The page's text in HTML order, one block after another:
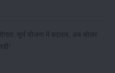
सूर्य योजना में बदलाव, अब सोलर